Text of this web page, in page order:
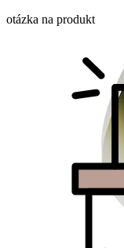
otázka na produkt